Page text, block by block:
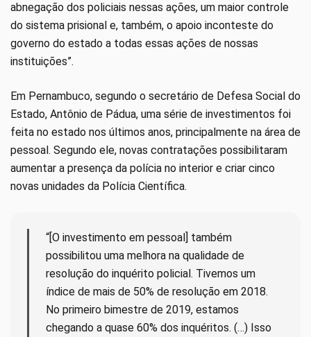
abnegação dos policiais nessas ações, um maior controle
do sistema prisional e, também, o apoio inconteste do
governo do estado a todas essas ações de nossas
instituições”.
Em Pernambuco, segundo o secretário de Defesa Social do
Estado, Antônio de Pádua, uma série de investimentos foi
feita no estado nos últimos anos, principalmente na área de
pessoal. Segundo ele, novas contratações possibilitaram
aumentar a presença da polícia no interior e criar cinco
novas unidades da Polícia Científica.
“[O investimento em pessoal] também
possibilitou uma melhora na qualidade de
resolução do inquérito policial. Tivemos um
índice de mais de 50% de resolução em 2018.
No primeiro bimestre de 2019, estamos
chegando a quase 60% dos inquéritos. (…) Isso